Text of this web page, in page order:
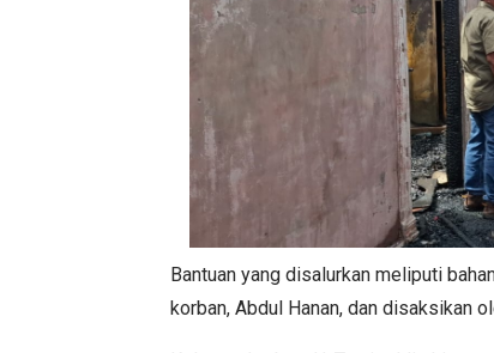
Bantuan yang disalurkan meliputi
korban, Abdul Hanan, dan disaksikan